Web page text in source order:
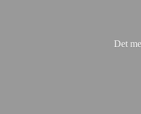
Det